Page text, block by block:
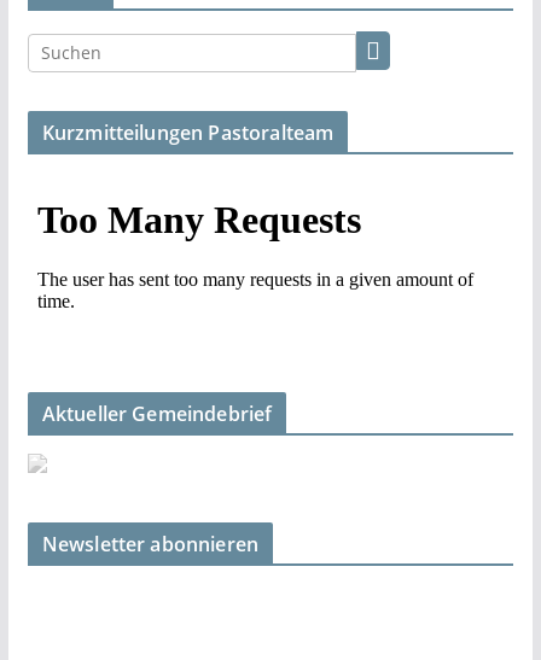
Kurzmitteilungen Pastoralteam
Aktueller Gemeindebrief
Newsletter abonnieren